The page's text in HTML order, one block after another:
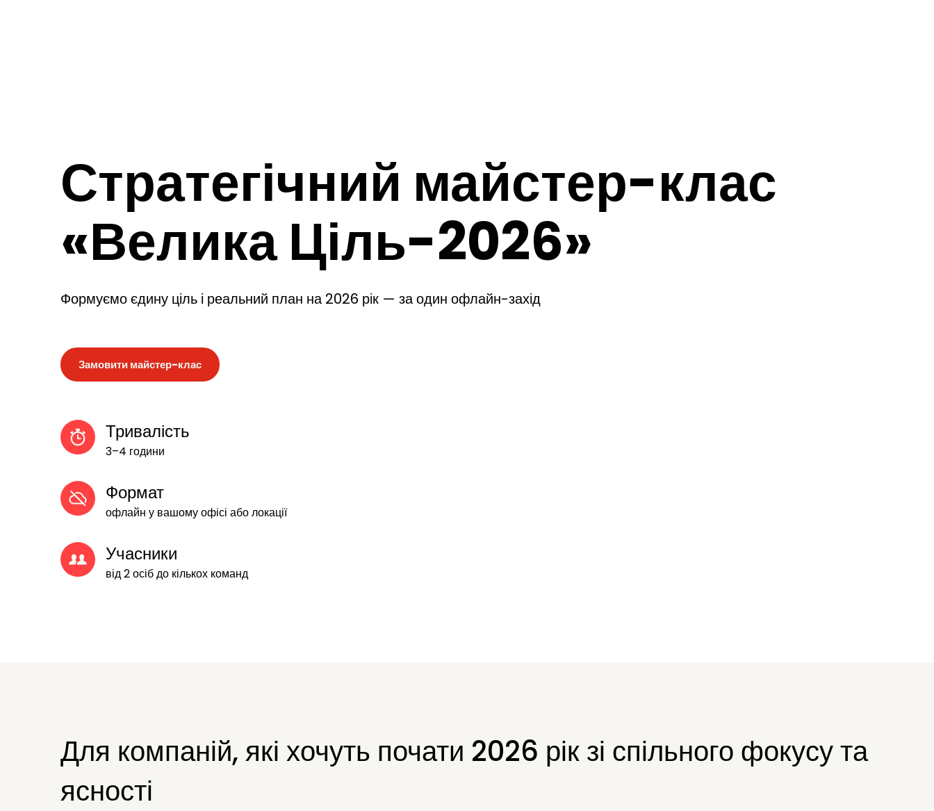
Стратегічний майстер-клас
«Велика Ціль-2026»
Формуємо єдину ціль і реальний план на 2026 рік — за один офлайн-захід
Замовити майстер-клас
Тривалість
3–4 години
Формат
офлайн у вашому офісі або локації
Учасники
від 2 осіб до кількох команд
Для компаній, які хочуть почати 2026 рік зі спільного фокусу та
ясності